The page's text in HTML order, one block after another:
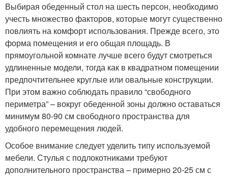
Выбирая обеденный стол на шесть персон, необходимо
учесть множество факторов, которые могут существенно
повлиять на комфорт использования. Прежде всего, это
форма помещения и его общая площадь. В
прямоугольной комнате лучше всего будут смотреться
удлиненные модели, тогда как в квадратном помещении
предпочтительнее круглые или овальные конструкции.
При этом важно соблюдать правило “свободного
периметра” – вокруг обеденной зоны должно оставаться
минимум 80-90 см свободного пространства для
удобного перемещения людей.
Особое внимание следует уделить типу используемой
мебели. Стулья с подлокотниками требуют
дополнительного пространства – примерно 20-25 см с